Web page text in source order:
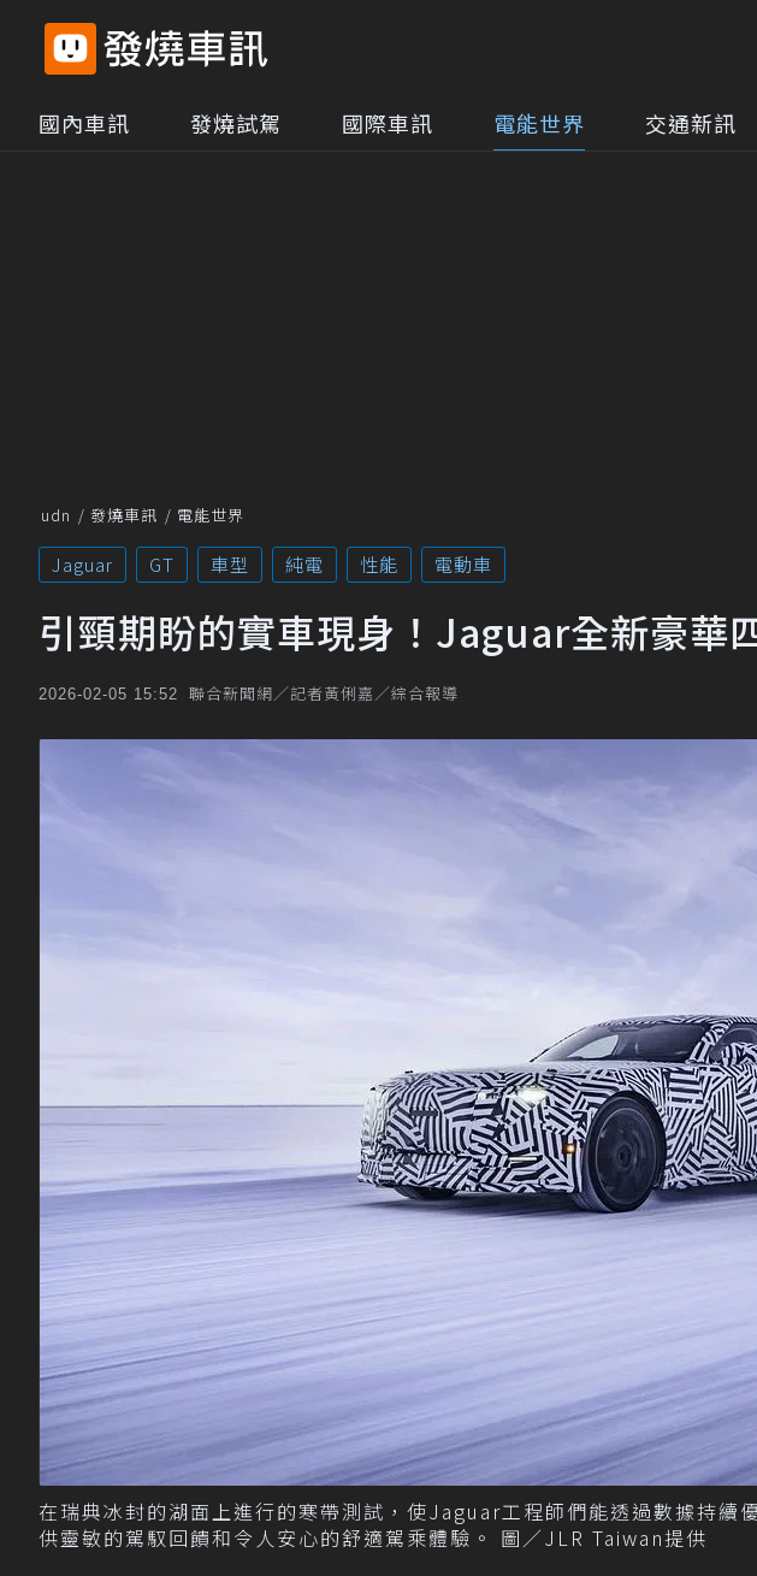
國內車訊 發燒試駕 國際車訊 電能世界 交通新訊
udn 發燒車訊 電能世界
Jaguar GT 車型 純電 性能 電動車
引頸期盼的實車現身！Jaguar全新豪華
2026-02-05 15:52 聯合新聞網／記者黃俐嘉／綜合報導
在瑞典冰封的湖面上進行的寒帶測試，使Jaguar工程師們能透過數據持續
供靈敏的駕馭回饋和令人安心的舒適駕乘體驗。 圖／JLR Taiwan提供